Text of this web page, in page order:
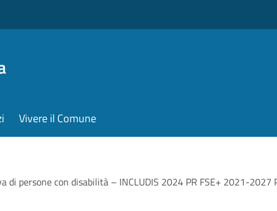
Vivere il Comune
di persone con disabilità – INCLUDIS 2024 PR FSE+ 2021-